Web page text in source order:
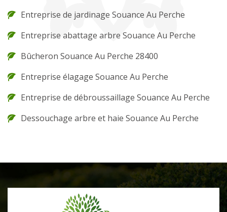
Entreprise de jardinage Souance Au Perche
Entreprise abattage arbre Souance Au Perche
Bûcheron Souance Au Perche 28400
Entreprise élagage Souance Au Perche
Entreprise de débroussaillage Souance Au Perche
Dessouchage arbre et haie Souance Au Perche